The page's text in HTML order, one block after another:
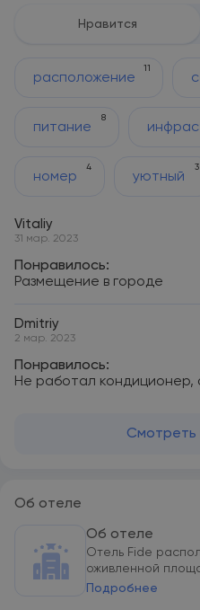
Нравится
расположение
11
питание
8
номер
4
уютный
3
Vitaliy
31 мар. 2023
Понравилось:
Размещение в городе
Dmitriy
2 мар. 2023
Понравилось:
Не работал кондиционер,
Смотреть
Об отеле
Об отеле
Отель Fide
оживленной
Подробнее